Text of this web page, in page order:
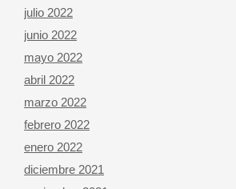
julio 2022
junio 2022
mayo 2022
abril 2022
marzo 2022
febrero 2022
enero 2022
diciembre 2021